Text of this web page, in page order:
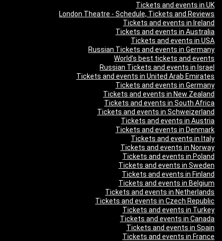
Tickets and events in UK
London Theatre - Schedule, Tickets and Reviews
Tickets and events in Ireland
Tickets and events in Australia
Tickets and events in USA
Russian Tickets and events in Germany
World’s best tickets and events
Russian Tickets and events in Israel
Tickets and events in United Arab Emirates
Tickets and events in Germany
Tickets and events in New Zealand
Tickets and events in South Africa
Tickets and events in Schweizerland
Tickets and events in Austria
Tickets and events in Denmark
Tickets and events in Italy
Tickets and events in Norway
Tickets and events in Poland
Tickets and events in Sweden
Tickets and events in Finland
Tickets and events in Belgium
Tickets and events in Netherlands
Tickets and events in Czech Republic
Tickets and events in Turkey
Tickets and events in Canada
Tickets and events in Spain
Tickets and events in France